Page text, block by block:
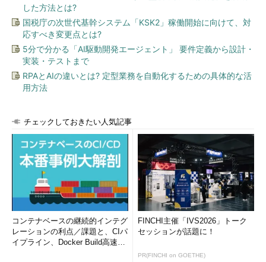
必要である。
Exchange Server 2007 SP1導入前の準備
ここではExchange Server 2007 SP1をインストールするため
に必要な、OS環境の準備方法などについてまとめておく。最終
的には、次の図のような構成でExchange Server 2007 SP1を導
今回構築するExchange Server 2007 SP1環境
した方法とは?
国税庁の次世代基幹システム「KSK2」稼働開始に向けて、対
応すべき変更点とは?
5分で分かる「AI駆動開発エージェント」 要件定義から設計・
実装・テストまで
RPAとAIの違いとは? 定型業務を自動化するための具体的な活
用方法
チェックしておきたい人気記事
コンテナベースの継続的インテグ
レーションの利点／課題と、CIパ
イプライン、Docker Build高速化
FINCHI主催「IVS2026」トーク
セッションが話題に！
PR(FINCHI on GOETHE)